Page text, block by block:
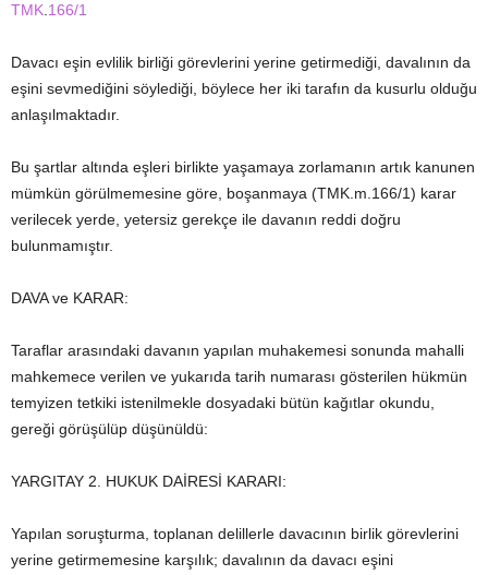
TMK 166/1
Davacı eşin evlilik birliği görevlerini yerine getirmediği, davalının da
eşini sevmediğini söylediği, böylece her iki tarafın da kusurlu olduğu
anlaşılmaktadır.
Bu şartlar altında eşleri birlikte yaşamaya zorlamanın artık kanunen
mümkün görülmemesine göre, boşanmaya (TMK.m.166/1) karar
verilecek yerde, yetersiz gerekçe ile davanın reddi doğru
bulunmamıştır.
DAVA ve KARAR:
Taraflar arasındaki davanın yapılan muhakemesi sonunda mahalli
mahkemece verilen ve yukarıda tarih numarası gösterilen hükmün
temyizen tetkiki istenilmekle dosyadaki bütün kağıtlar okundu,
gereği görüşülüp düşünüldü:
YARGITAY 2. HUKUK DAİRESİ KARARI:
Yapılan soruşturma, toplanan delillerle davacının birlik görevlerini
yerine getirmemesine karşılık; davalının da davacı eşini